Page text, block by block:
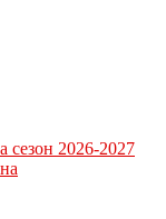
сезон 2026-2027